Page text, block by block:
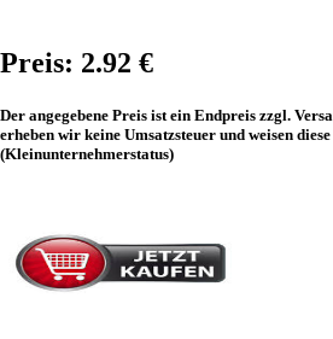
Preis: 2.92 €
Der angegebene Preis ist ein Endpreis zzgl.
erheben wir keine Umsatzsteuer und weisen
(Kleinunternehmerstatus)